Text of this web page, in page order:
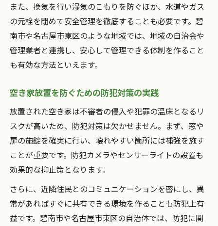
また、換気を行い湿気のこもりを防ぐほか、水道やガス
の元栓を閉めて安全管理を徹底することも必要です。碧
南市や名古屋市東区のような地域では、地域の自治会や
管理業者と連携し、安心して管理できる体制を作ること
も有効な方法といえます。
空き家放置を防ぐための防犯対策の実践
放置された空き家は不審者の侵入や犯罪の温床となるリ
スクが高いため、防犯対策は欠かせません。まず、窓や
扉の施錠を確実に行い、壊れやすい箇所には補強を施す
ことが重要です。防犯カメラやセンサーライトの設置も
効果的な抑止策となります。
さらに、近隣住民とのコミュニケーションを密にし、異
常があればすぐに共有できる環境を作ることも防犯上有
益です。碧南市や名古屋市東区の自治体では、防犯に関